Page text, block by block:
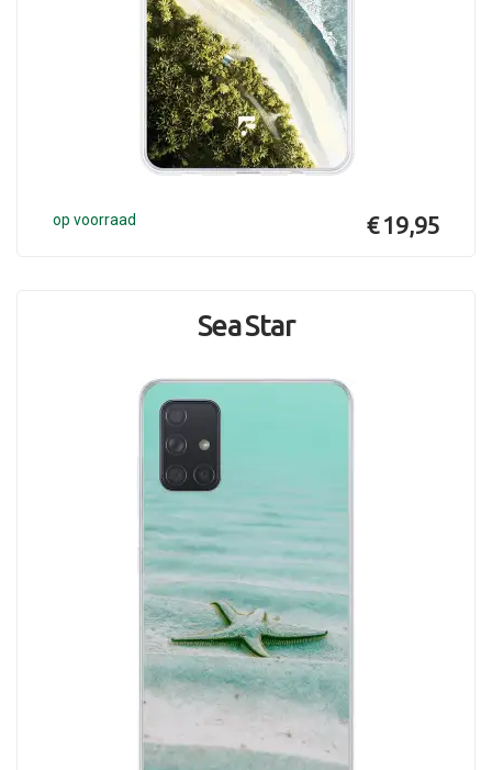
op voorraad € 19,95
Sea Star